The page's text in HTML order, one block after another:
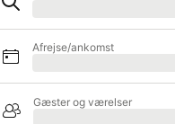
Afrejse/ankomst
Gæster og værelser